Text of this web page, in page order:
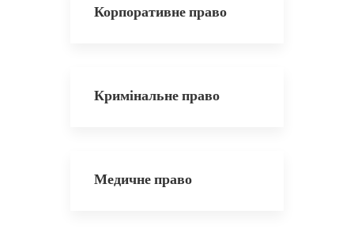
Корпоративне право
Кримінальне право
Медичне право